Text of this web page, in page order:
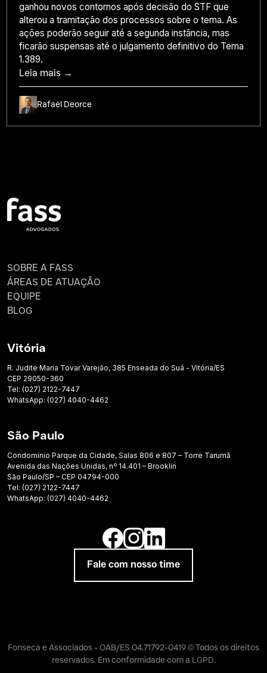
ganhou novos contornos após decisão do STF que
alterou a tramitação dos processos sobre o tema. As
ações poderão seguir até a segunda instância, mas
ficarão suspensas até o julgamento definitivo do Tema
1.389.
Leia mais →
Rafael Deorce
SOBRE A FASS
ÁREAS DE ATUAÇÃO
EQUIPE
BLOG
Vitória
R. Judite Maria Tovar Varejão, 385 Enseada do Suá - Vitória/ES
CEP 29050-360
Tel: (027) 2122-7447
WhatsApp: (027) 4040-4462
São Paulo
Condomínio Parque da Cidade, Salas 806 e 807 – Torre Tarumã
Avenida das Nações Unidas, nº 14.401 – Brooklin
São Paulo/SP – CEP 04794-000
Tel: (027) 2122-7447
WhatsApp: (027) 4040-4462
Fale com nosso time
Fonseca e Associados - OAB/ES 04.71792-0419 © Todos os direitos
reservados. Em conformidade com a LGPD.